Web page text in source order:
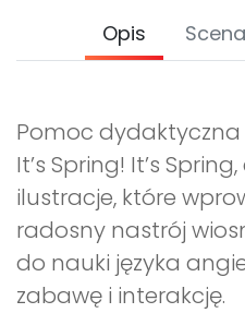
Opis
Pomoc dydaktyczna
It’s Spring! It’s
ilustracje, które
radosny nastrój
do nauki języka
zabawę i interakcję.